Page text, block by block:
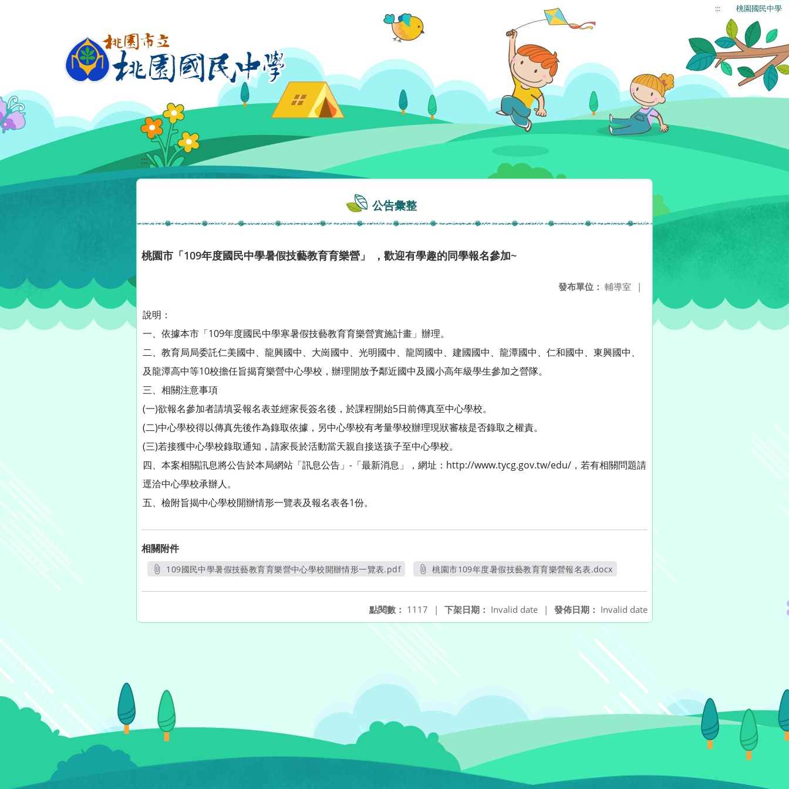
::: 桃園國民中學
:::
公告彙整
桃園市「109年度國民中學暑假技藝教育育樂營」 ，歡迎有學趣的同學報名參加~
發布單位： 輔導室 |
說明：
一、依據本市「109年度國民中學寒暑假技藝教育育樂營實施計畫」辦理。
二、教育局局委託仁美國中、龍興國中、大崗國中、光明國中、龍岡國中、建國國中、龍潭國中、仁和國中、東興國中、
及龍潭高中等10校擔任旨揭育樂營中心學校，辦理開放予鄰近國中及國小高年級學生參加之營隊。
三、相關注意事項
(一)欲報名參加者請填妥報名表並經家長簽名後，於課程開始5日前傳真至中心學校。
(二)中心學校得以傳真先後作為錄取依據，另中心學校有考量學校辦理現狀審核是否錄取之權責。
(三)若接獲中心學校錄取通知，請家長於活動當天親自接送孩子至中心學校。
四、本案相關訊息將公告於本局網站「訊息公告」-「最新消息」，網址：http://www.tycg.gov.tw/edu/，若有相關問題請
逕洽中心學校承辦人。
五、檢附旨揭中心學校開辦情形一覽表及報名表各1份。
相關附件
109國民中學暑假技藝教育育樂營中心學校開辦情形一覽表.pdf
桃園市109年度暑假技藝教育育樂營報名表.docx
發佈日期： Invalid date
下架日期： Invalid date |
點閱數： 1117 |